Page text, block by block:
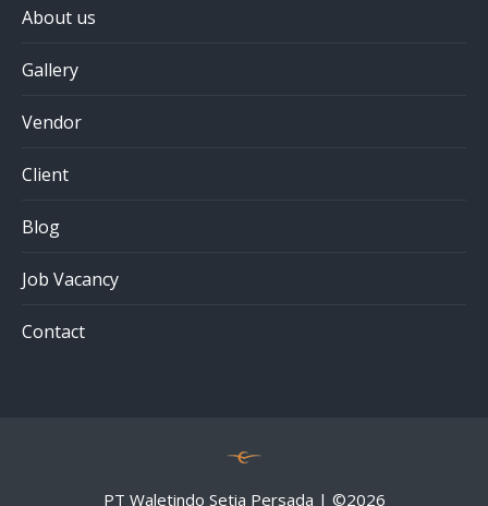
About us
Gallery
Vendor
Client
Blog
Job Vacancy
Contact
PT Waletindo Setia Persada | ©2026